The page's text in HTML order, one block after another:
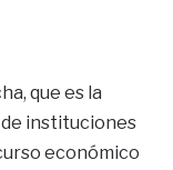
que es la
instituciones
económico